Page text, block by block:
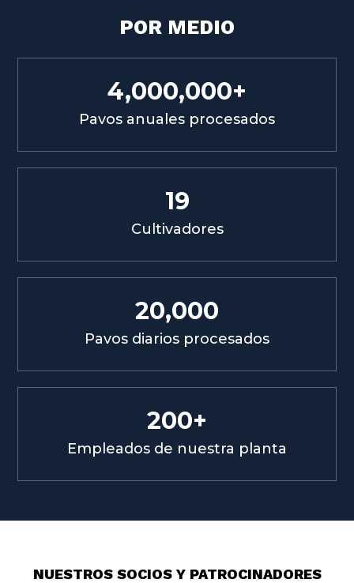
POR MEDIO
4,000,000+
Pavos anuales procesados
19
Cultivadores
20,000
Pavos diarios procesados
200+
Empleados de nuestra planta
NUESTROS SOCIOS Y PATROCINADORES